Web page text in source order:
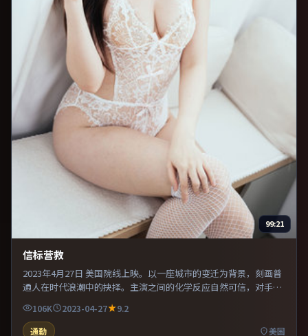
99:21
信标营救
2023年4月27日 美国院线上映。以一座城市的变迁为背景，刻画普
通人在时代浪潮中的抉择。主演之间的化学反应自然可信，对手戏
张力贯穿全片。整体完成度较高，适合周末一口气看完。
106K 2023-04-27
9.2
通勤
美国